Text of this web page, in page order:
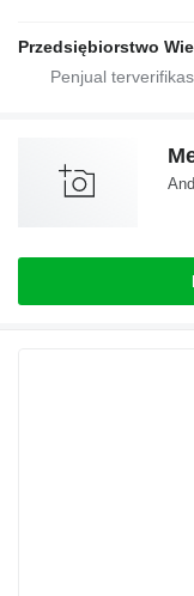
Przedsiębiorstwo